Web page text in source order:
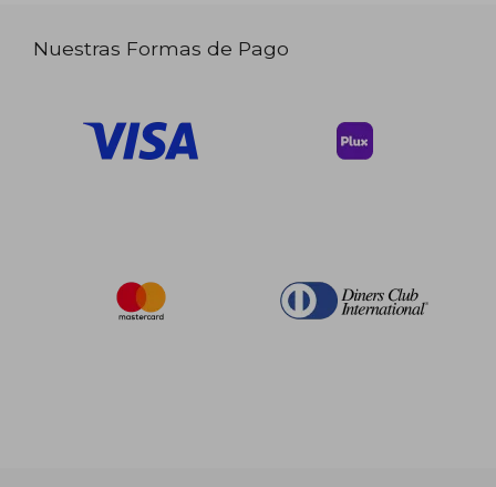
Nuestras Formas de Pago